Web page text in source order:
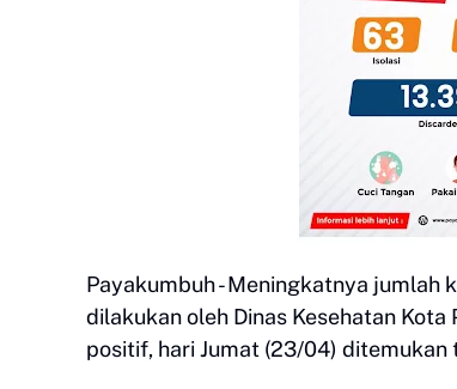
Payakumbuh - Meningkatnya jumlah
dilakukan oleh Dinas Kesehatan
positif, hari Jumat (23/04)